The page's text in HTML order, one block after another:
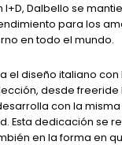
I+D, Dalbello se
para los
en todo el mundo.
el diseño italiano con
desde freeride
con la
Esta dedicación se
en la forma en